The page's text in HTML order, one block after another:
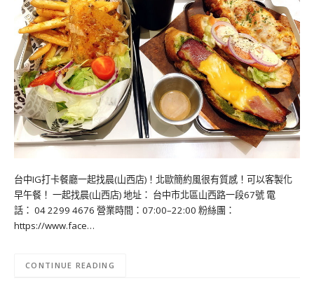
台中IG打卡餐廳一起找晨(山西店)！北歐簡約風很有質感！可以客製化
早午餐！ 一起找晨(山西店) 地址： 台中市北區山西路一段67號 電
話： 04 2299 4676 營業時間：07:00–22:00 粉絲團：
https://www.face…
CONTINUE READING